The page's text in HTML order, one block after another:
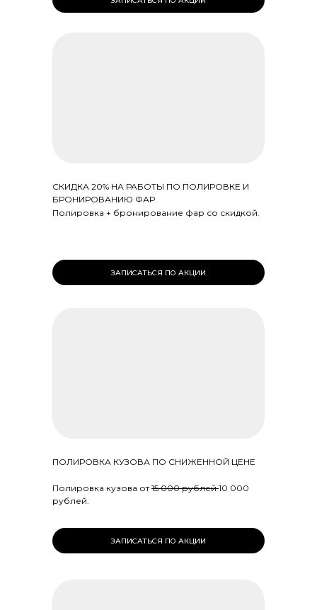
ЗАПИСАТЬСЯ ПО АКЦИИ
ПОЛИРОВКА КУЗОВА ПО СНИЖЕННОЙ ЦЕНЕ
Полировка кузова от15 000 рублей10 000
рублей.
ЗАПИСАТЬСЯ ПО АКЦИИ
СКИДКА 20% НА РАБОТЫ ПО ПОЛИРОВКЕ И
БРОНИРОВАНИЮ ФАР
Полировка + бронирование фар со скидкой.